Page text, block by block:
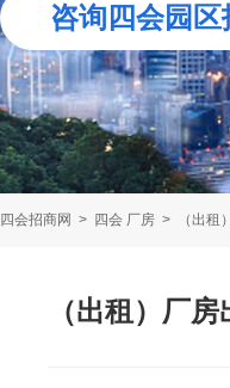
咨询四会园
四会招商网 > 四会 厂房 > （出
（出租）厂